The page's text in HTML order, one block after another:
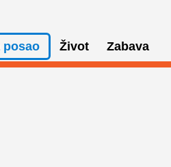
posao Život Zabava